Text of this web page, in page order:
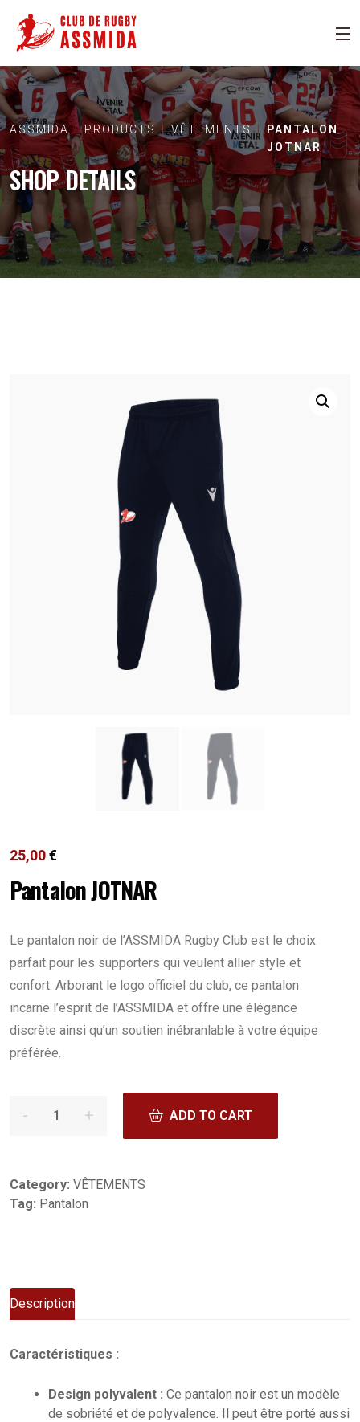
ASSMIDA PRODUCTS VÊTEMENTS
PANTALON
JOTNAR
SHOP DETAILS
25,00€
Pantalon JOTNAR
Le pantalon noir de l’ASSMIDA Rugby Club est le choix
parfait pour les supporters qui veulent allier style et
confort. Arborant le logo officiel du club, ce pantalon
incarne l’esprit de l’ASSMIDA et offre une élégance
discrète ainsi qu’un soutien inébranlable à votre équipe
préférée.
ADD TO CART
Category: VÊTEMENTS
Tag: Pantalon
Description
Caractéristiques :
Design polyvalent : Ce pantalon noir est un modèle
de sobriété et de polyvalence. Il peut être porté aussi